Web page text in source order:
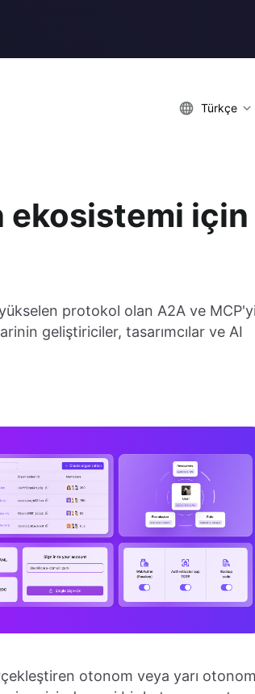
Türkçe
ekosistemi için
protokol olan A2A ve MCP'yi
geliştiriciler, tasarımcılar ve AI
otonom veya yarı otonom